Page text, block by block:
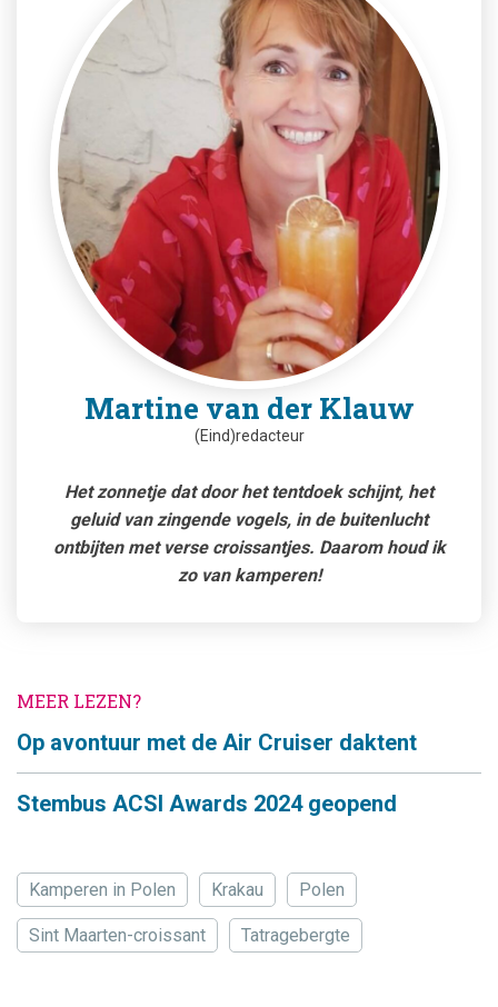
Martine van der Klauw
(Eind)redacteur
Het zonnetje dat door het tentdoek schijnt, het
geluid van zingende vogels, in de buitenlucht
ontbijten met verse croissantjes. Daarom houd ik
zo van kamperen!
MEER LEZEN?
Op avontuur met de Air Cruiser daktent
Stembus ACSI Awards 2024 geopend
Kamperen in Polen Krakau Polen
Sint Maarten-croissant Tatragebergte